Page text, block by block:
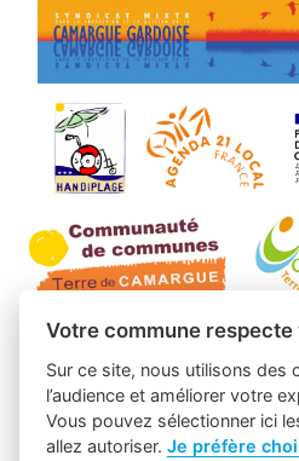
Votre commune
Sur ce site, nous utilisons des
l’audience et améliorer votre
Vous pouvez sélectionner ici
allez autoriser.Je préfère